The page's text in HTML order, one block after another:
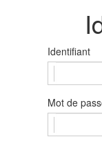
Identifiant
Mot de